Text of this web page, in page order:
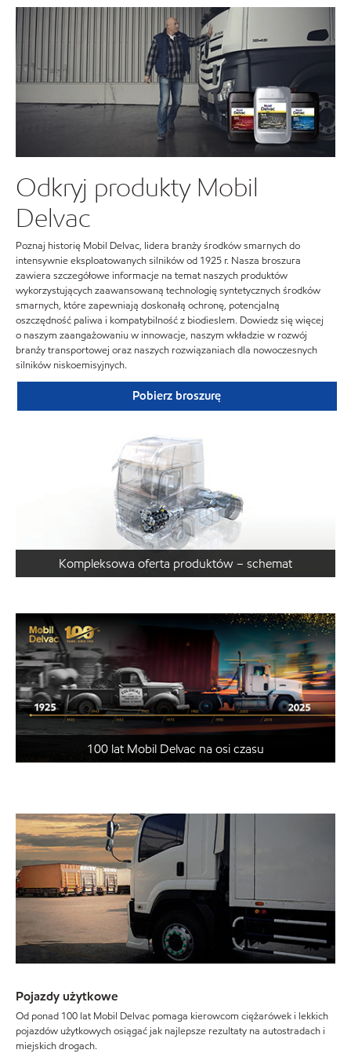
Odkryj produkty Mobil
Delvac
Poznaj historię Mobil Delvac, lidera branży środków smarnych do
intensywnie eksploatowanych silników od 1925 r. Nasza broszura
zawiera szczegółowe informacje na temat naszych produktów
wykorzystujących zaawansowaną technologię syntetycznych środków
smarnych, które zapewniają doskonałą ochronę, potencjalną
oszczędność paliwa i kompatybilność z biodieslem. Dowiedz się więcej
o naszym zaangażowaniu w innowacje, naszym wkładzie w rozwój
branży transportowej oraz naszych rozwiązaniach dla nowoczesnych
silników niskoemisyjnych.
Pobierz broszurę
Kompleksowa oferta produktów – schemat
100 lat Mobil Delvac na osi czasu
Pojazdy użytkowe
Od ponad 100 lat Mobil Delvac pomaga kierowcom ciężarówek i lekkich
pojazdów użytkowych osiągać jak najlepsze rezultaty na autostradach i
miejskich drogach.